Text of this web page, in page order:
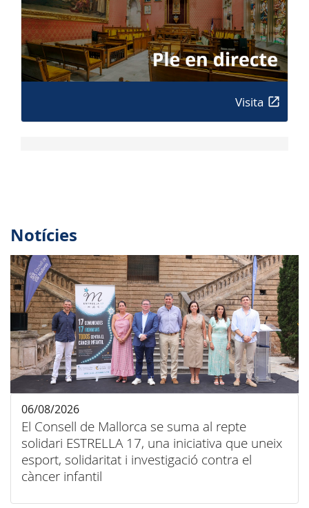
Visita
Notícies
El Consell de Mallorca se suma al repte
solidari ESTRELLA 17, una iniciativa que uneix
esport, solidaritat i investigació contra el
càncer infantil
06/08/2026